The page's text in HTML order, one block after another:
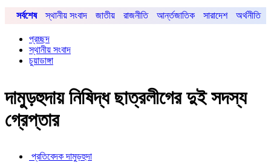
সর্বশেষ স্থানীয় সংবাদ জাতীয় রাজনীতি আর্ন্তজাতিক সারাদেশ অর্থনীতি
প্রচ্ছদ
স্থানীয় সংবাদ
চুয়াডাঙ্গা
দামুড়হুদায় নিষিদ্ধ ছাত্রলীগের দুই সদস্য
গ্রেপ্তার
প্রতিবেদক দামুড়হুদা